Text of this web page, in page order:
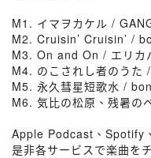
M1. イマヲカケル /
M2. Cruisin’ Cruisin’ /
M3. On and On / エリカ
M4. のこされし者のうた
M5. 永久彗星短歌水 /
M6. 気比の松原、残暑の
Apple Podcast、Spotify
是非各サービスで楽曲を